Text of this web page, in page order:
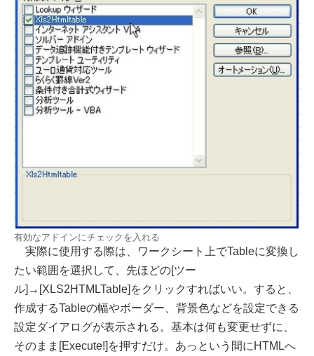
有効なアドインにチェックを入れる
実際に使用する際は、ワークシート上でTableに変換し
たい範囲を選択して、先ほどの[ツー
ル]→[XLS2HTMLTable]をクリックすればいい。すると、
作成するTableの幅やボーダー、背景色などを設定できる
設定ダイアログが表示される。基本は何も変更せずに、
そのまま[Execute!]を押すだけ。あっという間にHTMLへ